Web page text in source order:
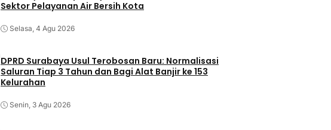
Sektor Pelayanan Air Bersih Kota
Selasa, 4 Agu 2026
DPRD Surabaya Usul Terobosan Baru: Normalisasi
Saluran Tiap 3 Tahun dan Bagi Alat Banjir ke 153
Kelurahan
Senin, 3 Agu 2026